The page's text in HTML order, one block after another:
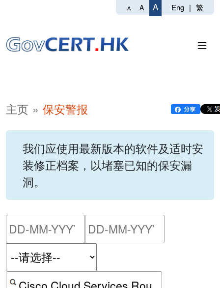
A A A Eng | 繁
主页 保安警报
我们应使用最新版本的软件及适时安
装修正档案，以堵塞已知的保安漏
洞。
请输入搜索日期范围的开
按关键字或 CVE ID 搜寻保安警报